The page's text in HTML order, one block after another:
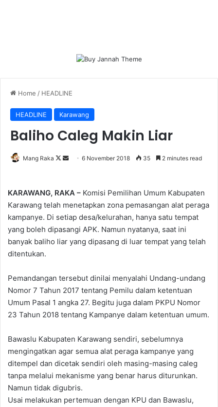
Home / HEADLINE
HEADLINE Karawang
Baliho Caleg Makin Liar
Mang Raka
Follow
Send6 November 2018 35 2 minutes read
KARAWANG, RAKA – Komisi Pemilihan Umum Kabupaten
Karawang telah menetapkan zona pemasangan alat peraga
kampanye. Di setiap desa/kelurahan, hanya satu tempat
yang boleh dipasangi APK. Namun nyatanya, saat ini
banyak baliho liar yang dipasang di luar tempat yang telah
ditentukan.
Pemandangan tersebut dinilai menyalahi Undang-undang
Nomor 7 Tahun 2017 tentang Pemilu dalam ketentuan
Umum Pasal 1 angka 27. Begitu juga dalam PKPU Nomor
23 Tahun 2018 tentang Kampanye dalam ketentuan umum.
Bawaslu Kabupaten Karawang sendiri, sebelumnya
mengingatkan agar semua alat peraga kampanye yang
ditempel dan dicetak sendiri oleh masing-masing caleg
tanpa melalui mekanisme yang benar harus diturunkan.
Namun tidak digubris.
Usai melakukan pertemuan dengan KPU dan Bawaslu,